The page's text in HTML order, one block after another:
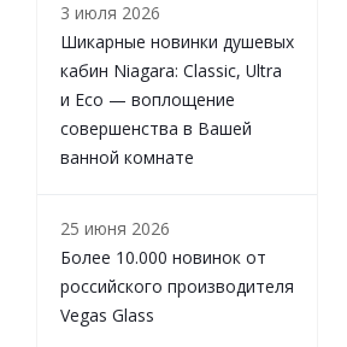
3 июля 2026
Шикарные новинки душевых
кабин Niagara: Classic, Ultra
и Eco — воплощение
совершенства в Вашей
ванной комнате
25 июня 2026
Более 10.000 новинок от
российского производителя
Vegas Glass